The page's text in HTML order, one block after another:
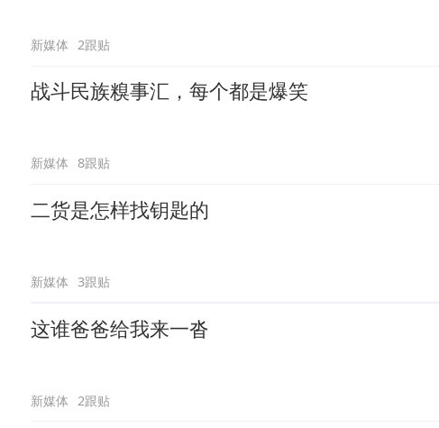
新媒体 2跟贴
战斗民族糗事汇，每个都是爆笑
新媒体 8跟贴
二货是怎样找钥匙的
新媒体 3跟贴
这谁爸爸给我来一沓
新媒体 2跟贴